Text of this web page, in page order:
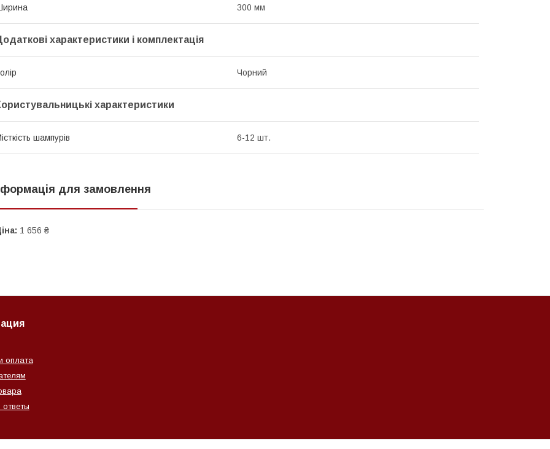
300 мм
характеристики і комплектація
Чорний
характеристики
шампурів 6-12 шт.
для замовлення
1 656 ₴
оплата